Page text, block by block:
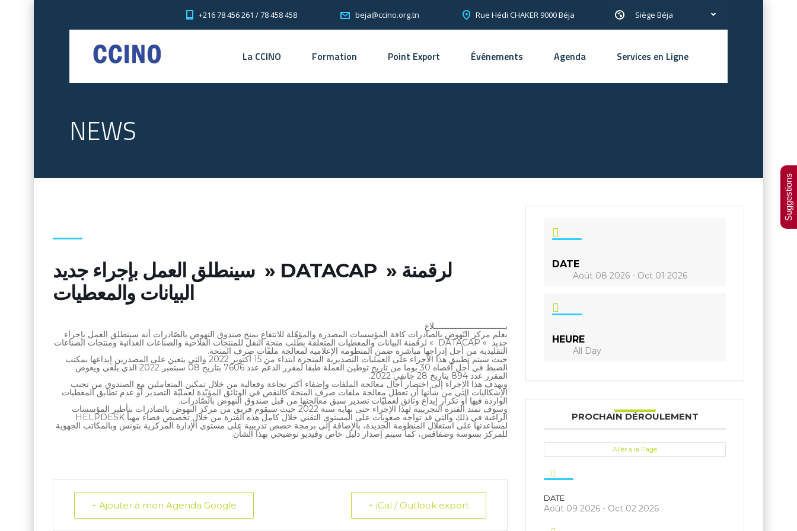
Siège Béja
+216 78 456 261 / 78 458 458 beja@ccino.org.tn Rue Hédi CHAKER 9000 Béja
La CCINO Formation Point Export Événements Agenda Services en Ligne
NEWS
سينطلق العمل بإجراء جديد » DATACAP » لرقمنة
البيانات والمعطيات
بــــــــــــــــــــــــــــــلاغ
يعلم مركز النّهوض بالصادرات كافة المؤسسات المصدرة والمؤهّلة للانتفاع بمنح صندوق النهوض بالصّادرات أنه سينطلق العمل بإجراء
جديد » DATACAP » لرقمنة البيانات والمعطيات المتعلقة بطلب منحة النقل للمنتجات الفلاحية والصناعات الغذائية ومنتجات الصناعات
التقليدية من أجل إدراجها مباشرة ضمن المنظومة الإعلامية لمعالجة ملفّات صرف المنحة.
حيث سيتم تطبيق هذا الاجراء على العمليات التصديرية المنجزة ابتداء من 15 أكتوبر 2022 والتي يتعين على المصدرين إيداعها بمكتب
الضبط في أجل أقصاه 30 يوما من تاريخ توطين العملة طبقا لمقرر الدعم عدد 7606 بتاريخ 08 سبتمبر 2022 الذي يلغي ويعوض
المقرر عدد 894 بتاريخ 28 جانفي 2022.
ويهدف هذا الإجراء إلى اختصار آجال معالجة الملفات وإضفاء أكثر نجاعة وفعالية من خلال تمكين المتعاملين مع الصندوق من تجنب
الإشكاليات التي من شأنها أن تعطل معالجة ملفات صرف المنحة كالنقص في الوثائق المؤيّدة لعمليّة التصدير أو عدم تطابق المعطيات
الواردة فيها أو تكرار إيداع وثائق لعمليّات تصدير سبق معالجتها من قبل صندوق النهوض بالصّادرات.
وسوف تمتد الفترة التجريبية لهذا الإجراء حتى نهاية سنة 2022 حيث سيقوم فريق من مركز النهوض بالصادرات بتأطير المؤسسات
الراغبة في ذلك والتي قد تواجه صعوبات على المستوى التقني خلال كامل هذه الفترة من خلال تخصيص فضاء مهيأ HELPDESK
لمساعدتها على استغلال المنظومة الجديدة، بالإضافة إلى برمجة حصص تدريبية على مستوى الإدارة المركزية بتونس وبالمكاتب الجهوية
للمركز بسوسة وصفاقس، كما سيتم إصدار دليل خاص وفيديو توضيحي بهذا الشأن.
+ Ajouter à mon Agenda Google + iCal / Outlook export
DATE
Août 08 2026 - Oct 01 2026
HEURE
All Day
PROCHAIN DÉROULEMENT
Aller à la Page
DATE
Août 09 2026 - Oct 02 2026
Suggestions